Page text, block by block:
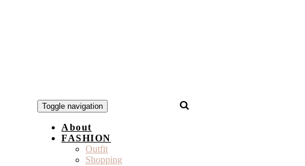
Toggle navigation
About
FASHION
Outfit
Shopping